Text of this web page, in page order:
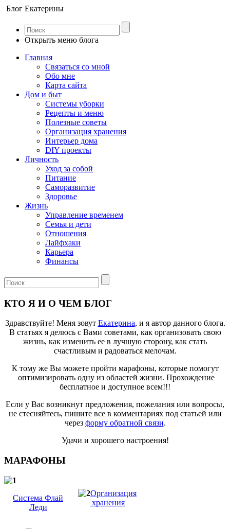
Блог Екатерины
Открыть меню блога
Главная
Связаться со мной
Обо мне
Карта сайта
Дом и быт
Системы уборки
Рецепты и меню
Полезные советы
Организация хранения
Интерьер дома
DIY проекты
Личность
Уход за собой
Питание
Саморазвитие
Здоровье
Жизнь
Управление временем
Семья и дети
Отношения
Лайфхаки
Карьера
Финансы
КТО Я И О ЧЕМ БЛОГ
Здравствуйте! Меня зовут Екатерина, и я автор данного блога.
В статьях я делюсь с Вами советами, как организовать свою
жизнь, как изменить ее в лучшую сторону, как стать
счастливым и радоваться мелочам.
К тому же Вы можете пройти марафоны, которые помогут
оптимизировать одну из областей жизни. Прохождение
бесплатное и доступное всем!!!
Если у Вас возникнут предложения, пожелания или вопросы,
не стесняйтесь, пишите все в комментариях под статьей или
через форму обратной связи.
Удачи и хорошего настроения!
МАРАФОНЫ
Система Флай
Леди
Организация
хранения